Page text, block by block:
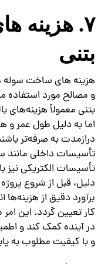
۷. هزینه‌
بتنی
هزینه‌ های ساخت سوله‌
و مصالح مورد
بتنی معمولاً هزینه‌های
اما به دلیل طول عمر و
درازمدت به صرفه‌تر
تأسیسات داخلی مانند
تأسیسات الکتریکی نیز
دلیل، قبل از شروع
برآورد دقیق از
کار تعیین گردد. این
در آینده کمک کند و
و با کیفیت مطلوب به